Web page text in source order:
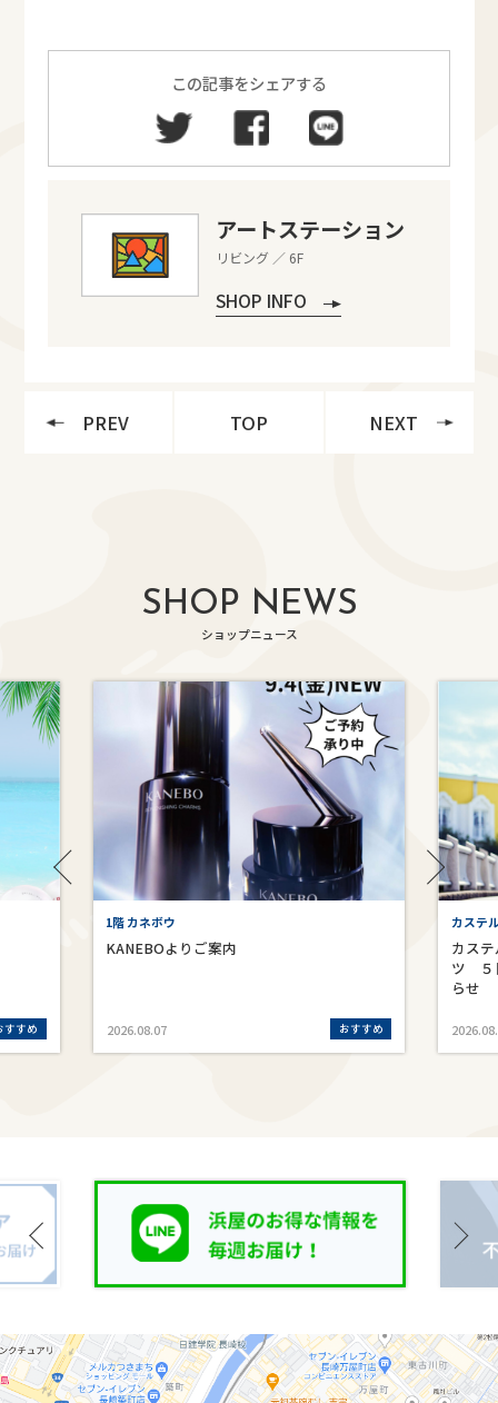
この記事をシェアする
アートステーション
リビング ／ 6F
SHOP INFO
PREV TOP NEXT
SHOP NEWS
ショップニュース
すすめ
1階 カネボウ
KANEBOよりご案内
2026.08.07 おすすめ
カステ
カス
ツ ５
らせ